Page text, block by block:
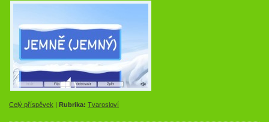
Celý příspěvek | Rubrika: Tvarosloví